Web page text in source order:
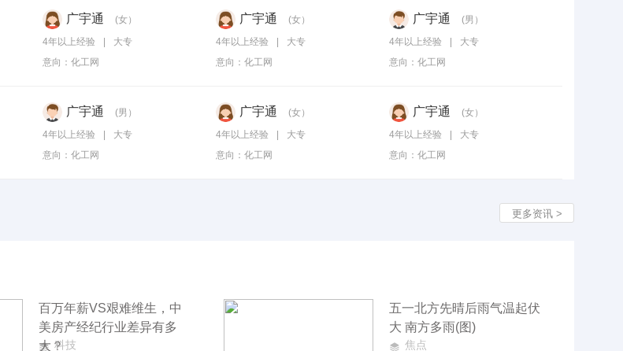
广宇通 (女）
4年以上经验
大专
意向： 化工网
广宇通 (女）
4年以上经验
大专
意向： 化工网
广宇通 (男）
4年以上经验
大专
意向： 化工网
广宇通 (男）
4年以上经验
大专
意向： 化工网
广宇通 (女）
4年以上经验
大专
意向： 化工网
广宇通 (女）
4年以上经验
大专
意向： 化工网
更多资讯 >
百万年薪VS艰难维生，中
美房产经纪行业差异有多
大？科技
五一北方先晴后雨气温起伏
大 南方多雨(图)
焦点